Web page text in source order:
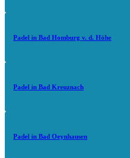
Padel in Bad Homburg v. d. Höhe
Padel in Bad Kreuznach
Padel in Bad Oeynhausen